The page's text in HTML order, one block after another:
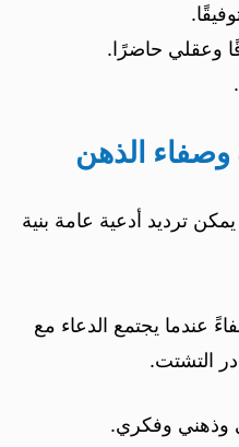
وصفاء الذهن
ترديد أدعية عامة بنية
عندما يجتمع الدعاء مع
التشتت.